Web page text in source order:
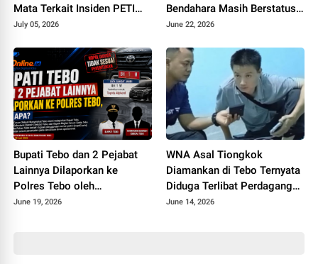
Mata Terkait Insiden PETI
Maut Yang Tewaskan Warga
July 05, 2026
Bendahara Masih Berstatus
Saksi, Padahal Sudah Sita Rp
June 22, 2026
Bupati Tebo dan 2 Pejabat
Lainnya Dilaporkan ke
Polres Tebo oleh
Masyarakatnya, Ada Apa
June 19, 2026
WNA Asal Tiongkok
Diamankan di Tebo Ternyata
Diduga Terlibat Perdagangan
Orang, Datang ke Tebo
June 14, 2026